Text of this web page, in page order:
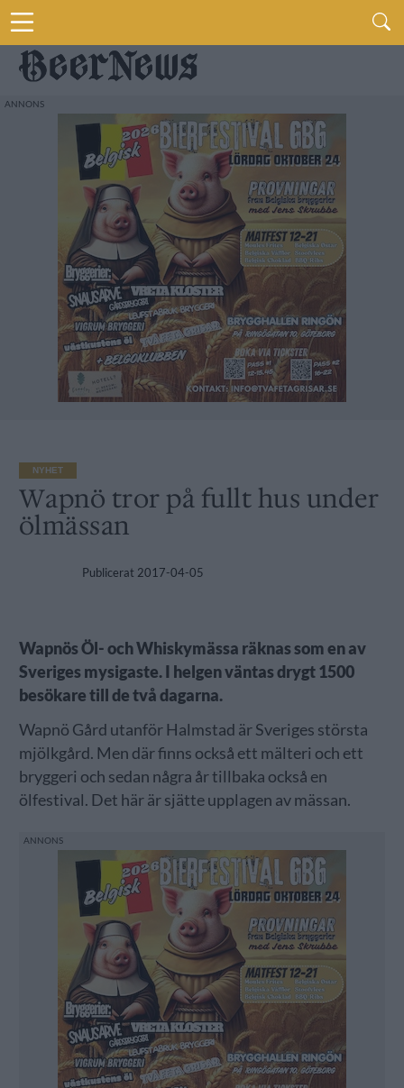
NYHET
Wapnö tror på fullt hus under
ölmässan
Publicerat 2017-04-05
Wapnös Öl- och Whiskymässa räknas som en av
Sveriges mysigaste. I helgen väntas drygt 1500
besökare till de två dagarna.
Wapnö Gård utanför Halmstad är Sveriges största
mjölkgård. Men där finns också ett mälteri och ett
bryggeri och sedan några år tillbaka också en
ölfestival. Det här är sjätte upplagen av mässan.